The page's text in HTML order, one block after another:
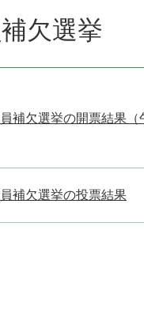
欠選挙
補欠選挙の開票結果（
補欠選挙の投票結果